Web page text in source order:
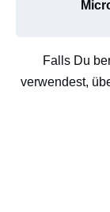
Falls Du
verwendest,